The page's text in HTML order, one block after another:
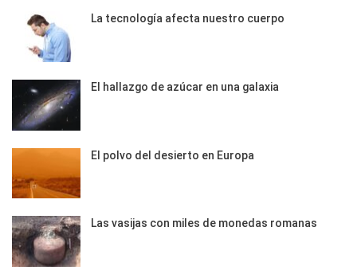
La tecnología afecta nuestro cuerpo
El hallazgo de azúcar en una galaxia
El polvo del desierto en Europa
Las vasijas con miles de monedas romanas